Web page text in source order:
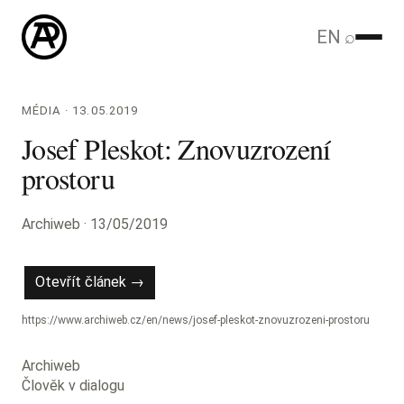
EN ⌕
MÉDIA · 13.05.2019
Josef Pleskot: Znovuzrození
prostoru
Archiweb · 13/05/2019
Otevřít článek →
https://www.archiweb.cz/en/news/josef-pleskot-znovuzrozeni-prostoru
Archiweb
Člověk v dialogu